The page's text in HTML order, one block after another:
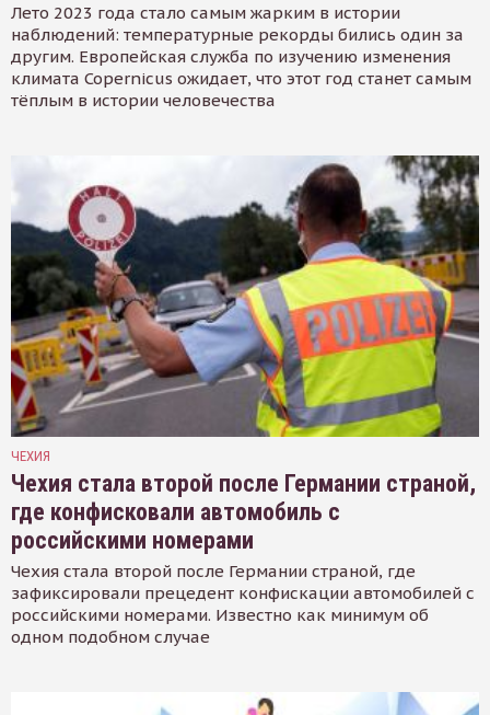
Лето 2023 года стало самым жарким в истории
наблюдений: температурные рекорды бились один за
другим. Европейская служба по изучению изменения
климата Copernicus ожидает, что этот год станет самым
тёплым в истории человечества
ЧЕХИЯ
Чехия стала второй после Германии страной,
где конфисковали автомобиль с
российскими номерами
Чехия стала второй после Германии страной, где
зафиксировали прецедент конфискации автомобилей с
российскими номерами. Известно как минимум об
одном подобном случае